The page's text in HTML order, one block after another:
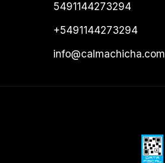
5491144273294
+5491144273294
info@calmachicha.com